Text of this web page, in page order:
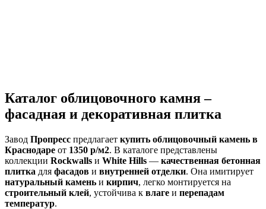
Каталог облицовочного камня –
фасадная и декоративная плитка
Завод Пропресс предлагает купить облицовочный камень в
Краснодаре от 1350 р/м2. В каталоге представлены
коллекции Rockwalls и White Hills — качественная бетонная
плитка для фасадов и внутренней отделки. Она имитирует
натуральный камень и кирпич, легко монтируется на
строительный клей, устойчива к влаге и перепадам
температур.